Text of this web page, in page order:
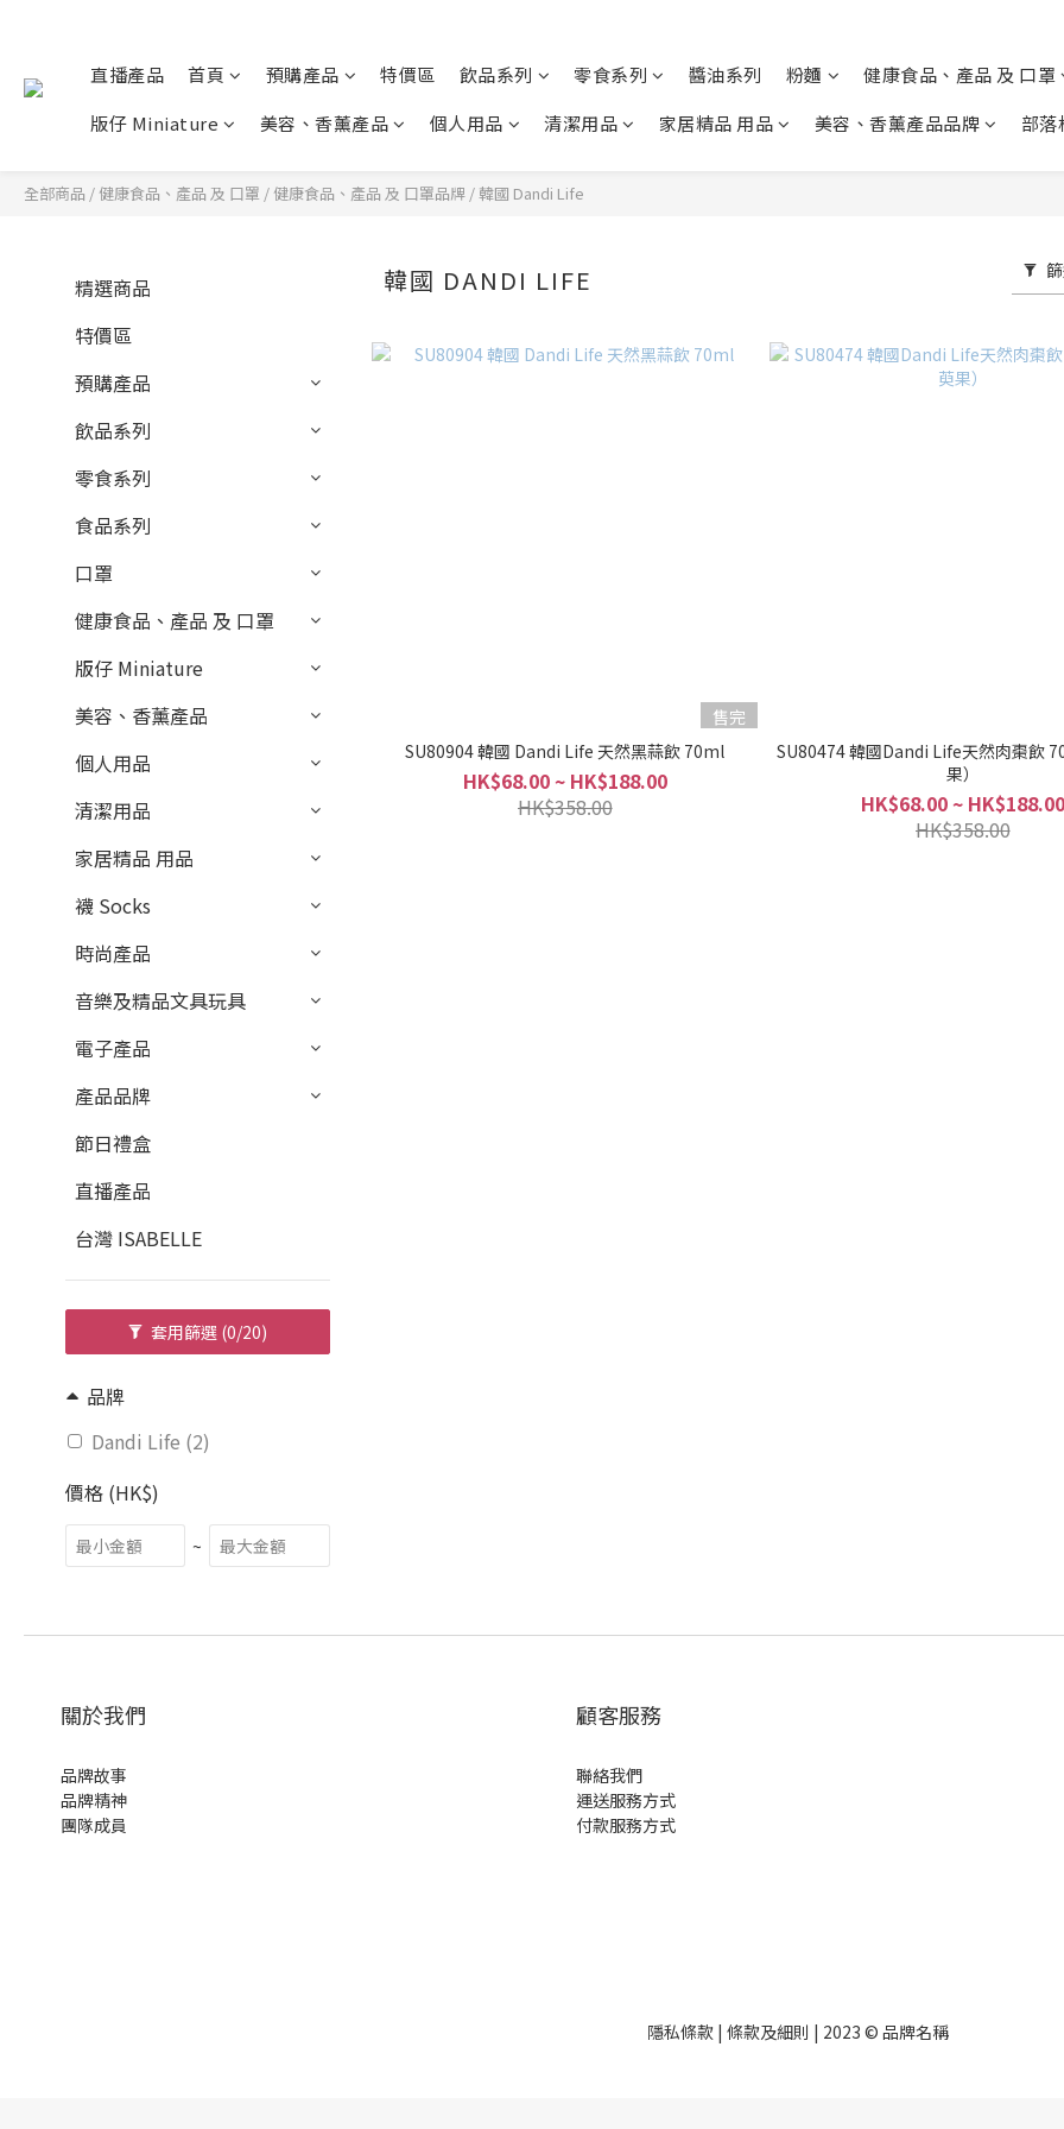
直播產品 首頁 預購產品 特價區 飲品系列 零食系列 醬油系列 粉麵
健康食品、產品 及 口罩
版仔 Miniature
美容、香薰產品 個人用品 清潔用品 家居精品 用品 美容、香薰產品品牌 部落
全部商品 /健康食品、產品 及 口罩 /健康食品、產品 及 口罩品牌 /韓國 Dandi Life
精選商品
特價區
預購產品
飲品系列
零食系列
食品系列
口罩
健康食品、產品 及 口罩
版仔 Miniature
美容、香薰產品
個人用品
清潔用品
家居精品 用品
襪 Socks
時尚產品
音樂及精品文具玩具
電子產品
產品品牌
節日禮盒
直播產品
台灣 ISABELLE
套用篩選 (0/20)
品牌
Dandi Life (2)
價格 (HK$)
~
韓國 DANDI LIFE
售完
SU80904 韓國 Dandi Life 天然黑蒜飲 70ml
HK$68.00 ~ HK$188.00
HK$358.00
SU80474 韓國Dandi Life天然肉棗飲
果）
HK$68.00 ~ HK$188.00
HK$358.00
關於我們
品牌故事
品牌精神
團隊成員
顧客服務
聯絡我們
運送服務方式
付款服務方式
隱私條款 | 條款及細則 | 2023 © 品牌名稱